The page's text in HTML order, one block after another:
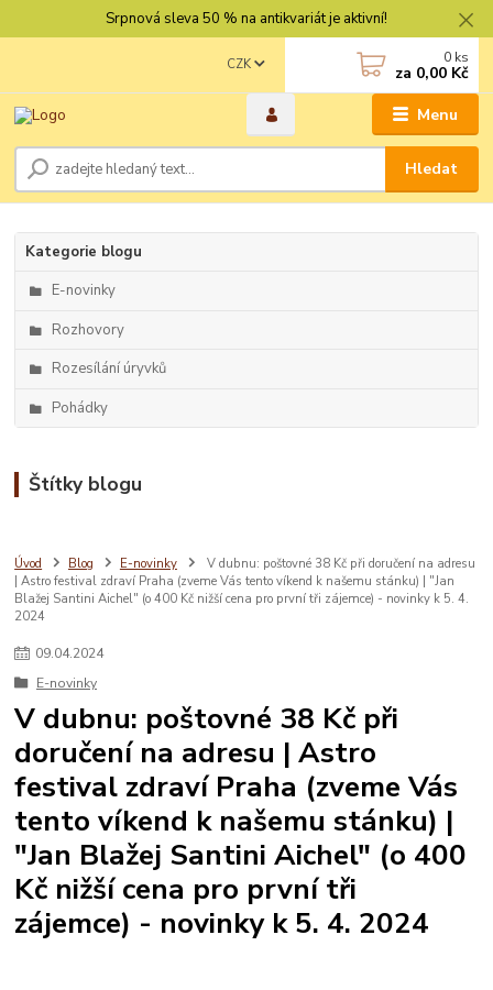
Srpnová sleva 50 % na antikvariát je aktivní!
Menu
CZK
Hledat
0 ks
za 0,00 Kč
Kategorie blogu
E-novinky
Rozhovory
Rozesílání úryvků
Pohádky
Štítky blogu
Úvod Blog E-novinky
V dubnu: poštovné 38 Kč při doručení na adresu
| Astro festival zdraví Praha (zveme Vás tento víkend k našemu stánku) | "Jan
Blažej Santini Aichel" (o 400 Kč nižší cena pro první tři zájemce) - novinky k 5. 4.
2024
09.04.2024
E-novinky
V dubnu: poštovné 38 Kč při
doručení na adresu | Astro
festival zdraví Praha (zveme Vás
tento víkend k našemu stánku) |
"Jan Blažej Santini Aichel" (o 400
Kč nižší cena pro první tři
zájemce) - novinky k 5. 4. 2024